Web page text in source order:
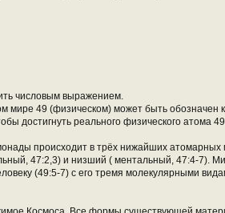
числовым выражением.
49 (физическом) может быть обозначен
достигнуть реального физического атома
происходит в трёх нижайших
47:2,3) и низший ( ментальный, 47:4-7).
(49:5-7) с его тремя молекулярными